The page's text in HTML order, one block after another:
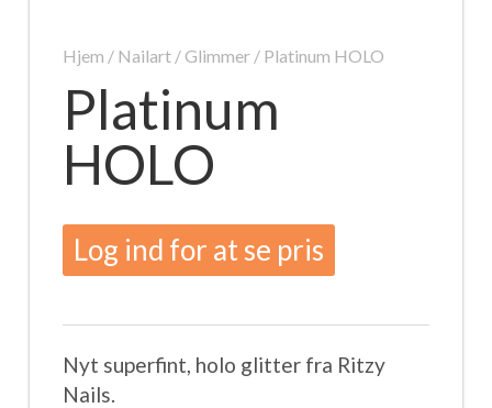
Hjem / Nailart/Glimmer/ Platinum HOLO
Platinum
HOLO
Log ind for at se pris
Nyt superfint, holo glitter fra Ritzy
Nails.